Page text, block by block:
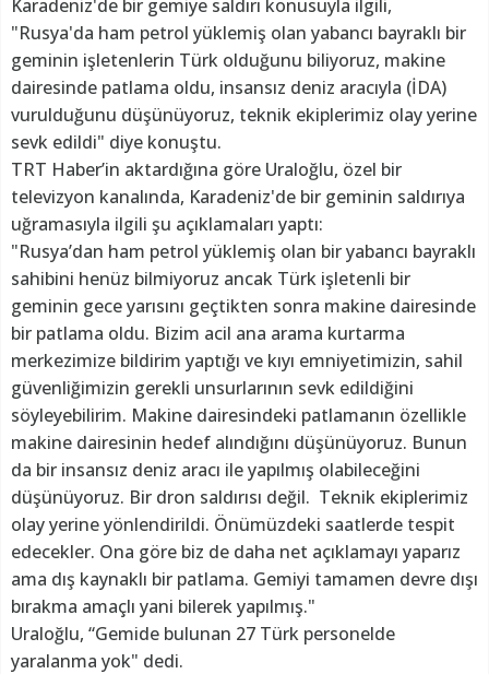
Karadeniz'de bir gemiye saldırı konusuyla ilgili,
"Rusya'da ham petrol yüklemiş olan yabancı bayraklı bir
geminin işletenlerin Türk olduğunu biliyoruz, makine
dairesinde patlama oldu, insansız deniz aracıyla (İDA)
vurulduğunu düşünüyoruz, teknik ekiplerimiz olay yerine
sevk edildi" diye konuştu.
TRT Haber’in aktardığına göre Uraloğlu, özel bir
televizyon kanalında, Karadeniz'de bir geminin saldırıya
uğramasıyla ilgili şu açıklamaları yaptı:
"Rusya’dan ham petrol yüklemiş olan bir yabancı bayraklı
sahibini henüz bilmiyoruz ancak Türk işletenli bir
geminin gece yarısını geçtikten sonra makine dairesinde
bir patlama oldu. Bizim acil ana arama kurtarma
merkezimize bildirim yaptığı ve kıyı emniyetimizin, sahil
güvenliğimizin gerekli unsurlarının sevk edildiğini
söyleyebilirim. Makine dairesindeki patlamanın özellikle
makine dairesinin hedef alındığını düşünüyoruz. Bunun
da bir insansız deniz aracı ile yapılmış olabileceğini
düşünüyoruz. Bir dron saldırısı değil. Teknik ekiplerimiz
olay yerine yönlendirildi. Önümüzdeki saatlerde tespit
edecekler. Ona göre biz de daha net açıklamayı yaparız
ama dış kaynaklı bir patlama. Gemiyi tamamen devre dışı
bırakma amaçlı yani bilerek yapılmış."
Uraloğlu, “Gemide bulunan 27 Türk personelde
yaralanma yok" dedi.